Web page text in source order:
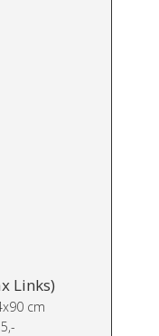
Links)
cm